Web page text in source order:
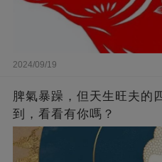
2024/09/19
脾氣暴躁，但天生旺夫的
到，看看有你嗎？